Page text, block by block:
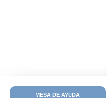
MESA DE AYUDA